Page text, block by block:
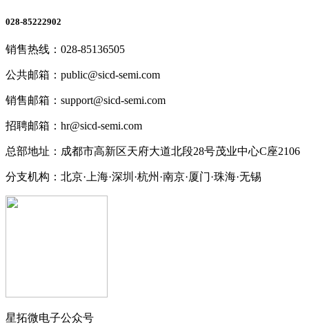
028-85222902
销售热线：028-85136505
公共邮箱：public@sicd-semi.com
销售邮箱：support@sicd-semi.com
招聘邮箱：hr@sicd-semi.com
总部地址：成都市高新区天府大道北段28号茂业中心C座2106
分支机构：北京·上海·深圳·杭州·南京·厦门·珠海·无锡
星拓微电子公众号